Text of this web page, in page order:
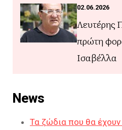
02.06.2026
Λευτέρης
πρώτη
Ισαβέλλα
News
Τα ζώδια που θα